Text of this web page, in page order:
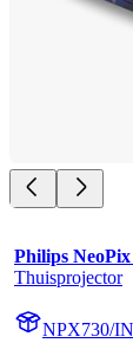
Philips NeoPix
Thuisprojector
NPX730/